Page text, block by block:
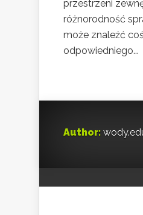
przestrzeni
różnorodność
może znaleźć coś
odpowiedniego...
Author: